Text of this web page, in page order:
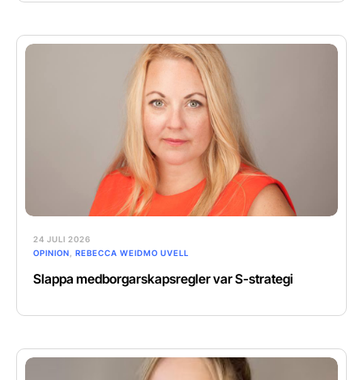
24 JULI 2026
OPINION
REBECCA WEIDMO UVELL
Slappa medborgarskapsregler var S-strategi